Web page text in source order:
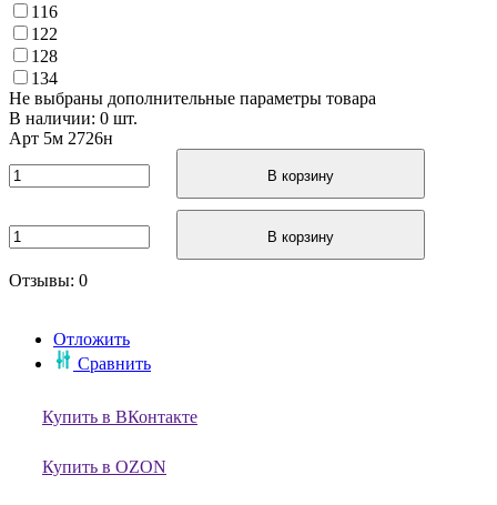
116
122
128
134
Не выбраны дополнительные параметры товара
В наличии: 0 шт.
Арт 5м 2726н
В корзину
В корзину
Отзывы: 0
Отложить
Сравнить
Купить в ВКонтакте
Купить в OZON